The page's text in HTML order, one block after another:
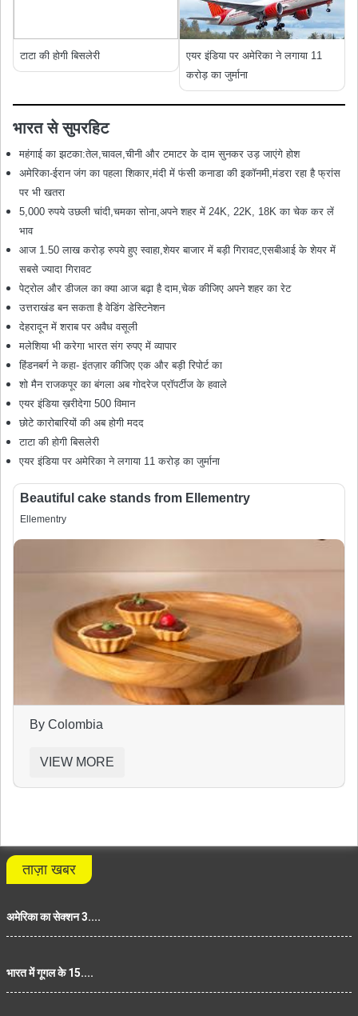
टाटा की होगी बिसलेरी
एयर इंडिया पर अमेरिका ने लगाया 11
करोड़ का जुर्माना
भारत से सुपरहिट
महंगाई का झटका:तेल,चावल,चीनी और टमाटर के दाम सुनकर उड़ जाएंगे होश
अमेरिका-ईरान जंग का पहला शिकार,मंदी में फंसी कनाडा की इकॉनमी,मंडरा रहा है फ्रांस
पर भी खतरा
5,000 रुपये उछली चांदी,चमका सोना,अपने शहर में 24K, 22K, 18K का चेक कर लें
भाव
आज 1.50 लाख करोड़ रुपये हुए स्‍वाहा,शेयर बाजार में बड़ी गिरावट,एसबीआई के शेयर में
सबसे ज्यादा गिरावट
पेट्रोल और डीजल का क्या आज बढ़ा है दाम,चेक कीजिए अपने शहर का रेट
उत्तराखंड बन सकता है वेडिंग डेस्टिनेशन
देहरादून में शराब पर अवैध वसूली
मलेशिया भी करेगा भारत संग रुपए में व्यापार
हिंडनबर्ग ने कहा- इंतज़ार कीजिए एक और बड़ी रिपोर्ट का
शो मैन राजकपूर का बंगला अब गोदरेज प्रॉपर्टीज के हवाले
एयर इंडिया ख़रीदेगा 500 विमान
छोटे कारोबारियों की अब होगी मदद
टाटा की होगी बिसलेरी
एयर इंडिया पर अमेरिका ने लगाया 11 करोड़ का जुर्माना
Beautiful cake stands from Ellementry
Ellementry
By Colombia
VIEW MORE
ताज़ा खबर
अमेरिका का सेक्शन 3....
भारत में गूगल के 15....